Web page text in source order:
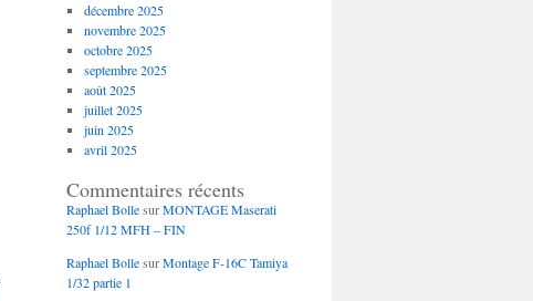
décembre 2025
novembre 2025
octobre 2025
septembre 2025
août 2025
juillet 2025
juin 2025
avril 2025
Commentaires récents
Raphael BollesurMONTAGE Maserati
250f 1/12 MFH – FIN
Raphael BollesurMontage F-16C Tamiya
1/32 partie 1